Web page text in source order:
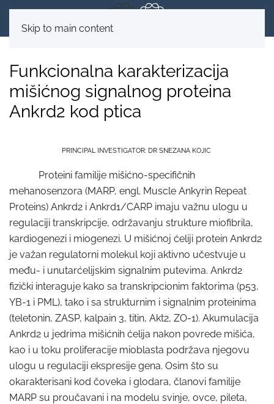
Skip to main content
Funkcionalna karakterizacija
mišićnog signalnog proteina
Ankrd2 kod ptica
PRINCIPAL INVESTIGATOR: DR SNEZANA KOJIC
Proteini familije mišićno-specifičnih
mehanosenzora (MARP, engl. Muscle Ankyrin Repeat
Proteins) Ankrd2 i Ankrd1/CARP imaju važnu ulogu u
regulaciji transkripcije, održavanju strukture miofibrila,
kardiogenezi i miogenezi. U mišićnoj ćeliji protein Ankrd2
je važan regulatorni molekul koji aktivno učestvuje u
među- i unutarćelijskim signalnim putevima. Ankrd2
fizički interaguje kako sa transkripcionim faktorima (p53,
YB-1 i PML), tako i sa strukturnim i signalnim proteinima
(teletonin, ZASP, kalpain 3, titin, Akt2, ZO-1). Akumulacija
Ankrd2 u jedrima mišićnih ćelija nakon povrede mišića,
kao i u toku proliferacije mioblasta podržava njegovu
ulogu u regulaciji ekspresije gena. Osim što su
okarakterisani kod čoveka i glodara, članovi familije
MARP su proučavani i na modelu svinje, ovce, pileta,